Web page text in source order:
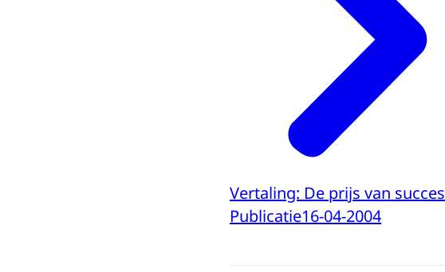
Vertaling: De prijs van succes
Publicatie16-04-2004